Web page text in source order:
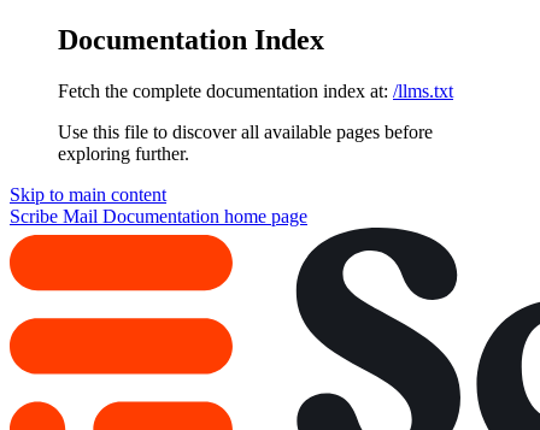
Documentation Index
Fetch the complete documentation index at: /llms.txt
Use this file to discover all available pages before
exploring further.
Skip to main content
Scribe Mail Documentation home page